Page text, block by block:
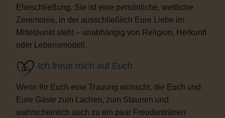
Eheschließung. Sie ist eine persönliche, weltliche
Zeremonie, in der ausschließlich Eure Liebe im
Mittelpunkt steht – unabhängig von Religion, Herkunft
oder Lebensmodell.
Ich freue mich auf Euch
Wenn Ihr Euch eine Trauung wünscht, die Euch und
Eure Gäste zum Lachen, zum Staunen und
wahrscheinlich auch zu ein paar Freudentränen